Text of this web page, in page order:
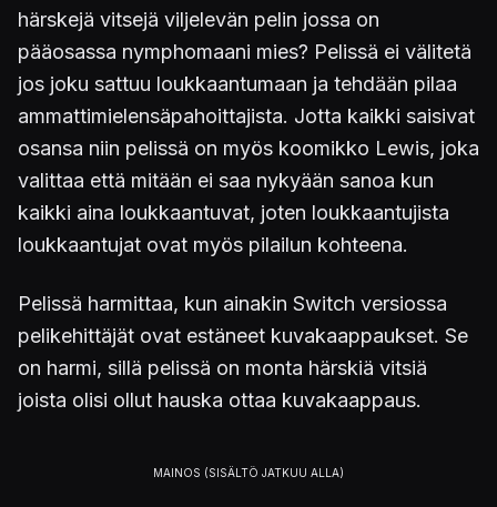
härskejä vitsejä viljelevän pelin jossa on
pääosassa nymphomaani mies? Pelissä ei välitetä
jos joku sattuu loukkaantumaan ja tehdään pilaa
ammattimielensäpahoittajista. Jotta kaikki saisivat
osansa niin pelissä on myös koomikko Lewis, joka
valittaa että mitään ei saa nykyään sanoa kun
kaikki aina loukkaantuvat, joten loukkaantujista
loukkaantujat ovat myös pilailun kohteena.
Pelissä harmittaa, kun ainakin Switch versiossa
pelikehittäjät ovat estäneet kuvakaappaukset. Se
on harmi, sillä pelissä on monta härskiä vitsiä
joista olisi ollut hauska ottaa kuvakaappaus.